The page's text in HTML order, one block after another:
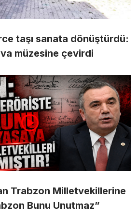
taşı sanata dönüştürdü:
müzesine çevirdi
Trabzon Milletvekillerine
Bunu Unutmaz”